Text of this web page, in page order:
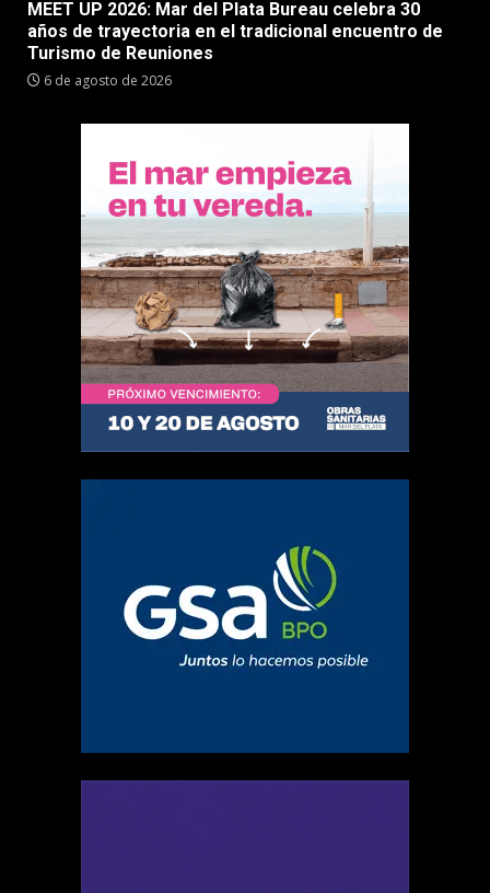
MEET UP 2026: Mar del Plata Bureau celebra 30
años de trayectoria en el tradicional encuentro de
Turismo de Reuniones
6 de agosto de 2026